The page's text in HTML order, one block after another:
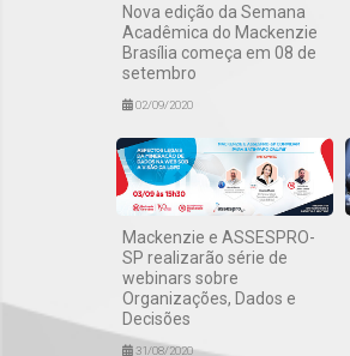
Nova edição da Semana
Acadêmica do Mackenzie
Brasília começa em 08 de
setembro
02/09/2020
Mackenzie e ASSESPRO-
SP realizarão série de
webinars sobre
Organizações, Dados e
Decisões
31/08/2020